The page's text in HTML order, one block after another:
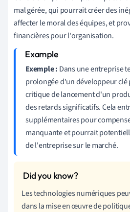
mal gérée, qui pourrait créer des
affecter le moral des équipes, et
financières pour l'organisation.
Exemple : Dans une entreprise
prolongée d'un développeur
critique de lancement d'un
des retards significatifs. Cela
supplémentaires pour
manquante et pourrait
de l'entreprise sur le marché.
Les technologies numériques
dans la mise en œuvre de